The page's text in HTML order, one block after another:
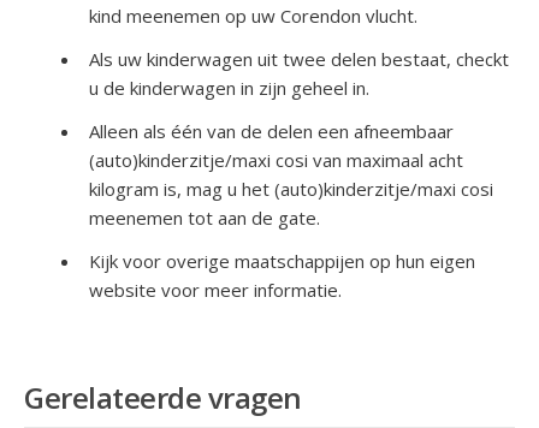
kind meenemen op uw Corendon vlucht.
Als uw kinderwagen uit twee delen bestaat, checkt
u de kinderwagen in zijn geheel in.
Alleen als één van de delen een afneembaar
(auto)kinderzitje/maxi cosi van maximaal acht
kilogram is, mag u het (auto)kinderzitje/maxi cosi
meenemen tot aan de gate.
Kijk voor overige maatschappijen op hun eigen
website voor meer informatie.
Gerelateerde vragen